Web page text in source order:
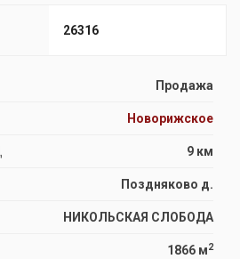
26316
Продажа
Новорижское
9 км
Поздняково д.
НИКОЛЬСКАЯ СЛОБОДА
1866 м2